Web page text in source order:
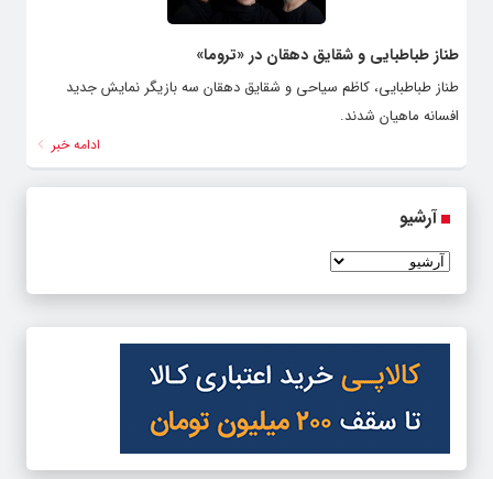
طناز طباطبایی و شقایق دهقان در «تروما»
طناز طباطبایی، کاظم سیاحی و شقایق دهقان سه بازیگر نمایش جدید
افسانه ماهیان شدند.
ادامه خبر
آرشیو